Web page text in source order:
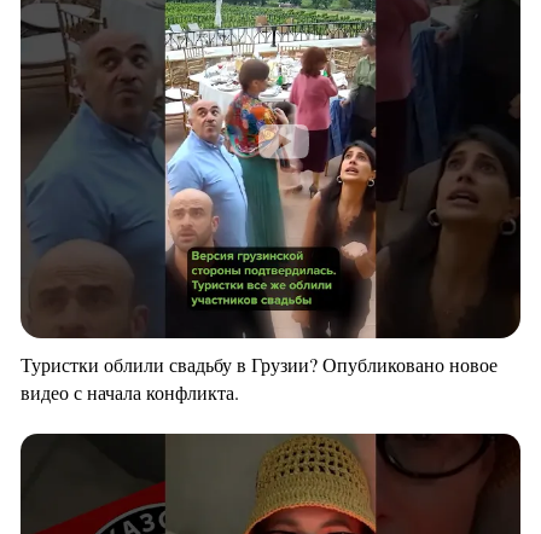
Туристки облили свадьбу в Грузии? Опубликовано новое
видео с начала конфликта.